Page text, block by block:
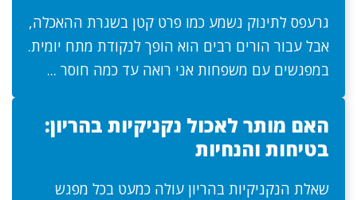
גרעפס לתינוק נשמע כמו פרט קטן בשגרת ההאכלה,
אבל עבור הורים רבים הוא הופך לנקודת מתח יומית.
במפגשים עם משפחות אני רואה עד כמה חוסר ...
האם מותר לאכול נקניקיות בהריון:
בטיחות והנחיות
שאלת הנקניקיות בהריון עולה כמעט בכל מפגש